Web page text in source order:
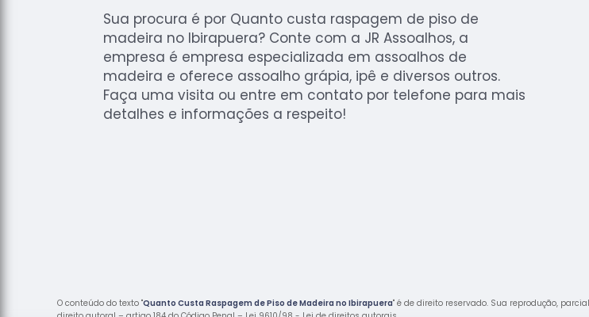
Sua procura é por Quanto custa raspagem de piso de
madeira no Ibirapuera? Conte com a JR Assoalhos, a
empresa é empresa especializada em assoalhos de
madeira e oferece assoalho grápia, ipê e diversos outros.
Faça uma visita ou entre em contato por telefone para mais
detalhes e informações a respeito!
O conteúdo do texto "Quanto Custa Raspagem de Piso de Madeira no Ibirapuera" é de direito reservado. Sua reprodução,